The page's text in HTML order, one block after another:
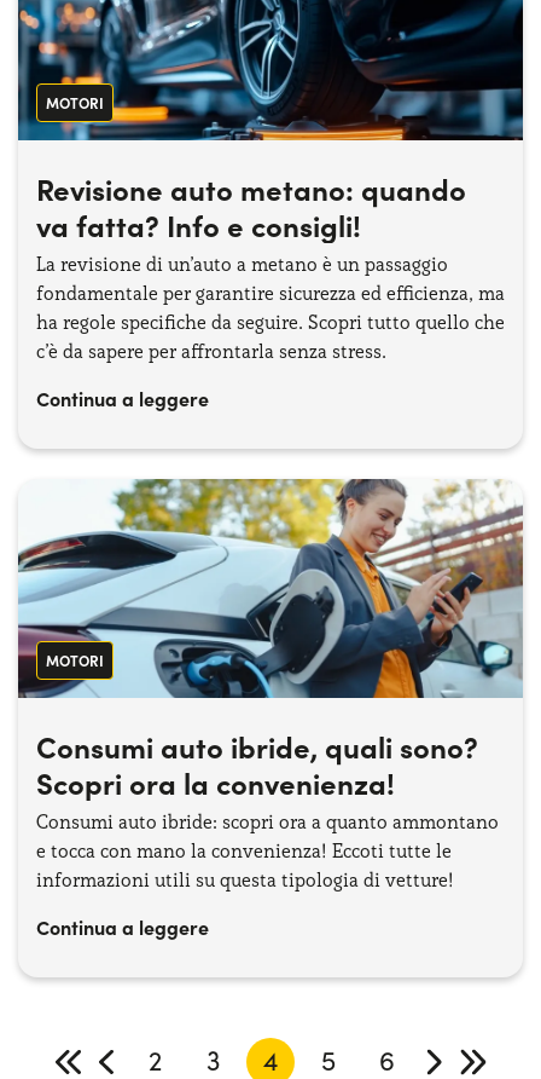
MOTORI
Revisione auto metano: quando
va fatta? Info e consigli!
La revisione di un’auto a metano è un passaggio
fondamentale per garantire sicurezza ed efficienza, ma
ha regole specifiche da seguire. Scopri tutto quello che
c’è da sapere per affrontarla senza stress.
Continua a leggere
MOTORI
Consumi auto ibride, quali sono?
Scopri ora la convenienza!
Consumi auto ibride: scopri ora a quanto ammontano
e tocca con mano la convenienza! Eccoti tutte le
informazioni utili su questa tipologia di vetture!
Continua a leggere
2 3 4 5 6